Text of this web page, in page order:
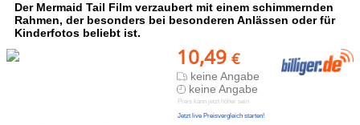
Der Mermaid Tail Film verzaubert mit einem schimmernden
Rahmen, der besonders bei besonderen Anlässen oder für
Kinderfotos beliebt ist.
10,49 €
keine Angabe
keine Angabe
Preis kann jetzt höher sein
Jetzt live Preisvergleich starten!